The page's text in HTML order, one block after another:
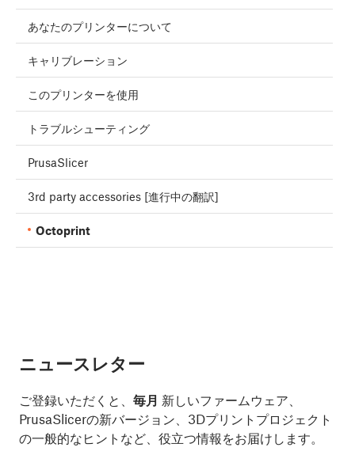
あなたのプリンターについて
キャリブレーション
このプリンターを使用
トラブルシューティング
PrusaSlicer
3rd party accessories [進行中の翻訳]
Octoprint
ニュースレター
ご登録いただくと、 毎月 新しいファームウェア、
PrusaSlicerの新バージョン、3Dプリントプロジェクト
の一般的なヒントなど、役立つ情報をお届けします。